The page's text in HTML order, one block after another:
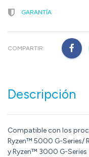
GARANTÍA
COMPARTIR:
Descripción
Compatible con los
Ryzen™ 5000 G-Series/
y Ryzen™ 3000 G-Series